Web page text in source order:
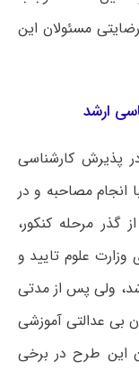
مسئولان این
ارشد
پذیرش کارشناسی
انجام مصاحبه و در
گذر مرحله کنکور،
علوم تایید و
ولی پس از مدتی
بی عدالتی آموزشی
این طرح در برخی